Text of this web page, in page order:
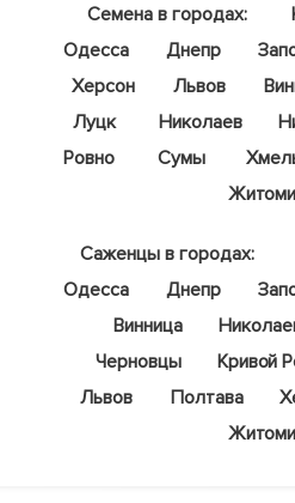
Семена в городах:
Одесса
Днепр
Херсон
Львов
Луцк
Николаев
Ровно
Сумы
Саженцы в городах:
Одесса
Днепр
Винница
Черновцы
Кривой
Львов
Полтава